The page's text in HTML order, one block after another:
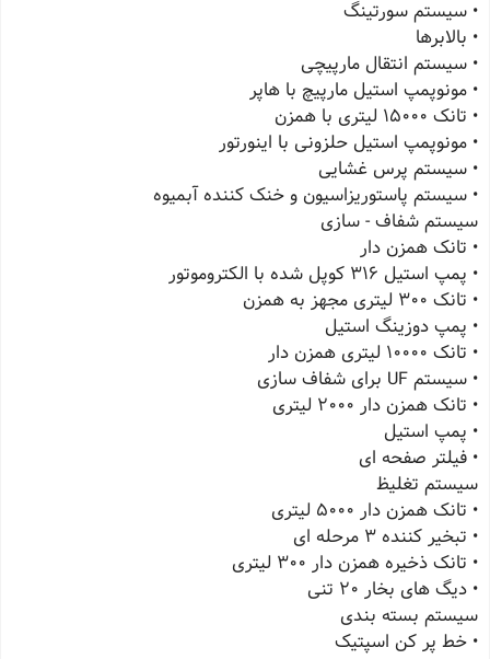
• سیستم سورتینگ
• بالابرها
• سیستم انتقال مارپیچی
• مونوپمپ استیل مارپیچ با هاپر
• تانک 15000 لیتری با همزن
• مونوپمپ استیل حلزونی با اینورتور
• سیستم پرس غشایی
• سیستم پاستوریزاسیون و خنک کننده آبمیوه
سیستم شفاف - سازی
• تانک همزن دار
• پمپ استیل 316 کوپل شده با الکتروموتور
• تانک 300 لیتری مجهز به همزن
• پمپ دوزینگ استیل
• تانک 10000 لیتری همزن دار
• سیستم UF برای شفاف سازی
• تانک همزن دار 2000 لیتری
• پمپ استیل
• فیلتر صفحه ای
سیستم تغلیظ
• تانک همزن دار 5000 لیتری
• تبخیر کننده 3 مرحله ای
• تانک ذخیره همزن دار 300 لیتری
• دیگ های بخار 20 تنی
سیستم بسته بندی
• خط پر کن اسپتیک